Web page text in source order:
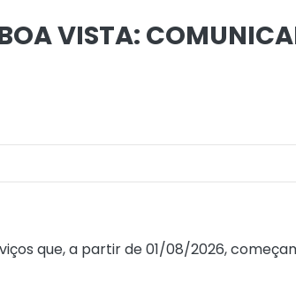
VISTA:
que, a partir de 01/08/2026,